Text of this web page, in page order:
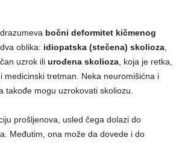
bočni deformitet kičmenog
oblika: idiopatska (stečena) skolioza
uzrok ili urođena skolioza , koja je retka,
medicinski tretman. Neka neuromišićna i
takođe mogu uzrokovati skoliozu.
prošljenova, usled čega dolazi do
Međutim, ona može da dovede i do